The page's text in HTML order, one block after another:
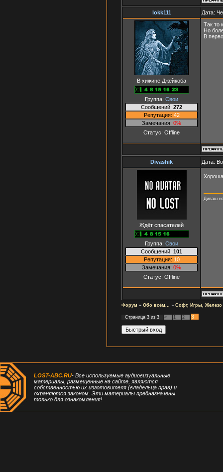
lokk111 Дата:
В хижине Джейкоба
Группа: Свои
Сообщений: 272
Репутация: 42
Замечания: 0%
Статус: Offline
Так то
Но
В
Divashik Дата:
Ждёт спасателей
Группа: Свои
Сообщений: 101
Репутация: 10
Замечания: 0%
Статус: Offline
Диваш
Форум » Обо всём... » Софт, Игры, Железо
Страница 3 из 3 « 1 2 3
LOST-ABC.RU- Все используемые аудиовизуальные
материалы, размещенные на сайте, являются
собственностью их изготовителя (владельца прав) и
охраняются законом. Эти материалы предназначены
только для ознакомления!